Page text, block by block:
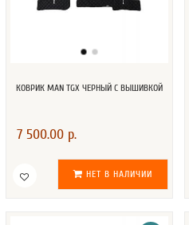
КОВРИК MAN TGX ЧЕРНЫЙ С ВЫШИВКОЙ
7 500.00 р.
НЕТ В НАЛИЧИИ